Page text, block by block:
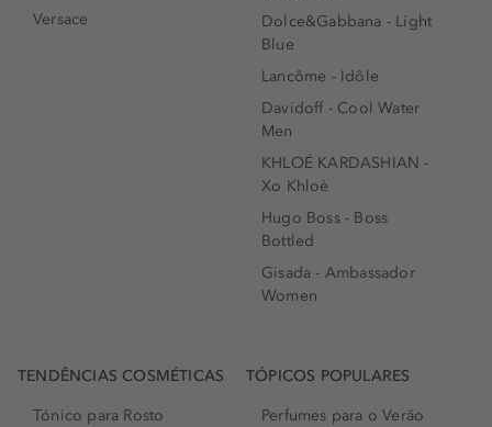
Versace
Dolce&Gabbana - Light
Blue
Lancôme - Idôle
Davidoff - Cool Water
Men
KHLOÉ KARDASHIAN -
Xo Khloè
Hugo Boss - Boss
Bottled
Gisada - Ambassador
Women
TENDÊNCIAS COSMÉTICAS
Tónico para Rosto
TÓPICOS POPULARES
Perfumes para o Verão